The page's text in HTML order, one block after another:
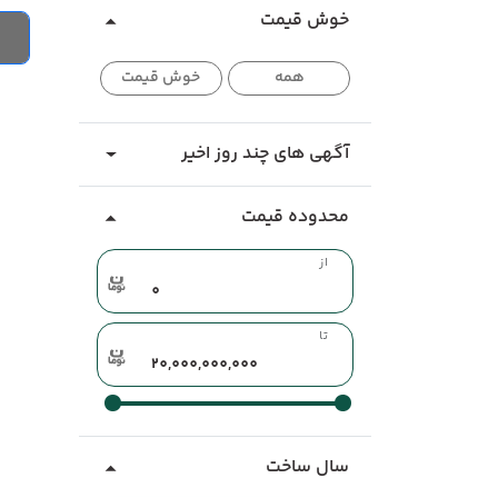
خوش قیمت
همه خوش قیمت
آگهی های چند روز اخیر
محدوده قیمت
از
تا
سال ساخت